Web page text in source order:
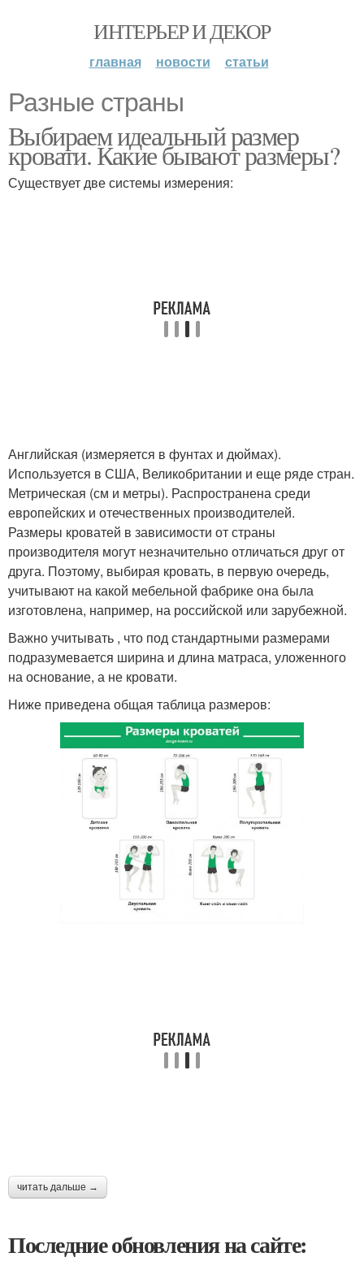
ИНТЕРЬЕР И ДЕКОР
главная новости статьи
Разные страны
Выбираем идеальный размер
кровати. Какие бывают размеры?
Существует две системы измерения:
Английская (измеряется в фунтах и дюймах).
Используется в США, Великобритании и еще ряде стран.
Метрическая (см и метры). Распространена среди
европейских и отечественных производителей.
Размеры кроватей в зависимости от страны
производителя могут незначительно отличаться друг от
друга. Поэтому, выбирая кровать, в первую очередь,
учитывают на какой мебельной фабрике она была
изготовлена, например, на российской или зарубежной.
Важно учитывать , что под стандартными размерами
подразумевается ширина и длина матраса, уложенного
на основание, а не кровати.
Ниже приведена общая таблица размеров:
читать дальше →
Последние обновления на сайте: